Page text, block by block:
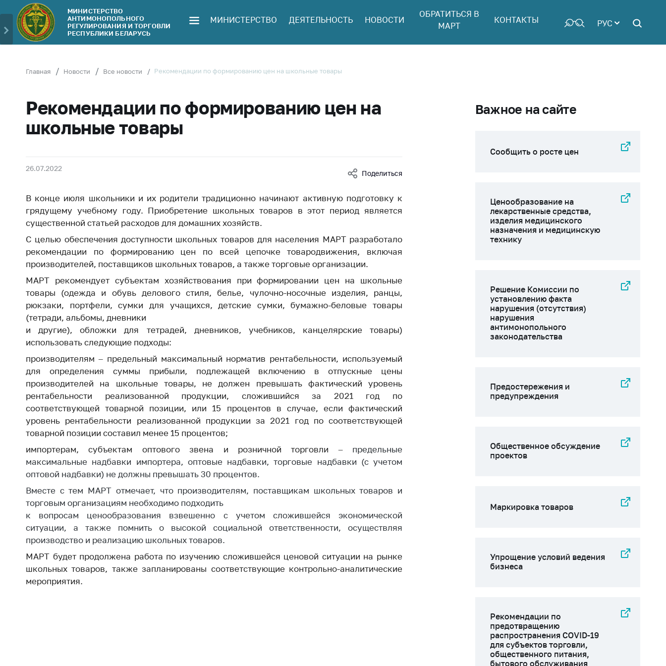
Министерство
Руководство
Министерства
Законодательство
Антикоррупционная
Общественно-
Соискателям
Награждения
Белорусская
универсальная
товарная биржа
Общественная
жизнь
Идеологическая
работа
Официальные
символы
5 лет МАРТ
Деятельность
Ценовая политика
Антимонопольное
регулирование и
конкуренция
Торговля и услуги
Регулирование и
контроль закупок
Защита прав
потребителей
Регулирование
рекламной
деятельности
Обратиться в МАРТ
Личный прием
Прямaя
Горячая линия
Электронные
медицинские
изделия
Адрес и режим
работы
Приемная
Министра
Горячая линия
Пресс-служба
государственный
орган
Важное на сайте
Сообщить о росте
цен
Ценообразование
средства, изделия
медицинского
назначения и
медицинскую
технику
Решение Комиссии
по установлению
факта нарушения
(отсутствия)
нарушения
антимонопольного
МИНИСТЕРСТВО
АНТИМОНОПОЛЬНОГО
РЕГУЛИРОВАНИЯ И ТОРГОВЛИ
РЕСПУБЛИКИ БЕЛАРУСЬ
МИНИСТЕРСТВО ДЕЯТЕЛЬНОСТЬ НОВОСТИ
ОБРАТИТЬСЯ В
МАРТ
КОНТАКТЫ РУС
Главная Новости Все новости Рекомендации по формированию цен на школьные товары
Рекомендации по формированию цен на
школьные товары
26.07.2022
Поделиться
В конце июля школьники и их родители традиционно начинают активную подготовку к
грядущему учебному году. Приобретение школьных товаров в этот период является
существенной статьей расходов для домашних хозяйств.
С целью обеспечения доступности школьных товаров для населения МАРТ разработало
рекомендации по формированию цен по всей цепочке товародвижения, включая
производителей, поставщиков школьных товаров, а также торговые организации.
МАРТ рекомендует субъектам хозяйствования при формировании цен
на школьные
товары (одежда и обувь делового стиля, белье, чулочно-носочные изделия, ранцы,
рюкзаки, портфели, сумки для учащихся, детские сумки, бумажно-беловые товары
(тетради, альбомы, дневники
и другие), обложки для тетрадей, дневников, учебников, канцелярские товары)
использовать следующие подходы:
производителям – предельный максимальный норматив рентабельности, используемый
для определения суммы прибыли, подлежащей включению в отпускные цены
производителей на школьные товары, не должен превышать фактический уровень
рентабельности реализованной продукции, сложившийся за 2021 год по
соответствующей товарной позиции, или 15 процентов в случае, если фактический
уровень рентабельности реализованной продукции за 2021 год по соответствующей
товарной позиции составил менее 15 процентов;
импортерам, субъектам оптового звена и розничной торговли – предельные
максимальные надбавки импортера, оптовые надбавки, торговые надбавки (с учетом
оптовой надбавки) не должны превышать 30 процентов.
Вместе с тем МАРТ отмечает, что производителям, поставщикам школьных товаров и
торговым организациям необходимо подходить
к вопросам ценообразования взвешенно с учетом сложившейся экономической
ситуации, а также помнить о высокой социальной ответственности, осуществляя
производство и реализацию школьных товаров.
МАРТ будет продолжена работа по изучению сложившейся ценовой ситуации на рынке
школьных товаров, также запланированы соответствующие контрольно-аналитические
мероприятия.
Важное на сайте
Сообщить о росте цен
Ценообразование на
лекарственные средства,
изделия медицинского
назначения и медицинскую
технику
Решение Комиссии по
установлению факта
нарушения (отсутствия)
нарушения
антимонопольного
законодательства
Предостережения и
предупреждения
Общественное обсуждение
проектов
Маркировка товаров
Упрощение условий ведения
бизнеса
Рекомендации по
предотвращению
распространения COVID-19
для субъектов торговли,
общественного питания,
бытового обслуживания